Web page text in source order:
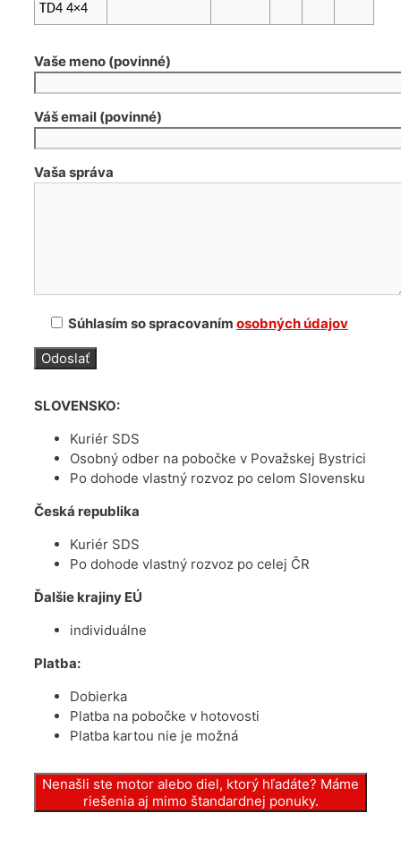
TD4 4×4
Vaše meno (povinné)
Váš email (povinné)
Vaša správa
Súhlasím so spracovaním osobných údajov
SLOVENSKO:
Kuriér SDS
Osobný odber na pobočke v Považskej Bystrici
Po dohode vlastný rozvoz po celom Slovensku
Česká republika
Kuriér SDS
Po dohode vlastný rozvoz po celej ČR
Ďalšie krajiny EÚ
individuálne
Platba:
Dobierka
Platba na pobočke v hotovosti
Platba kartou nie je možná
Nenašli ste motor alebo diel, ktorý hľadáte? Máme
riešenia aj mimo štandardnej ponuky.